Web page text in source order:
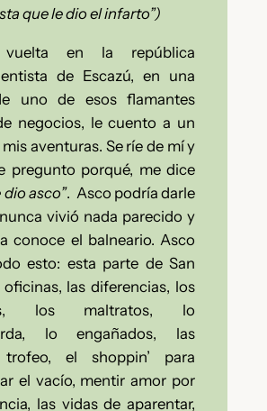
que le dio el infarto”)
en la república
de Escazú, en una
uno de esos flamantes
negocios, le cuento a un
aventuras. Se ríe de mí y
pregunto porqué, me dice
dio asco”. Asco podría darle
vivió nada parecido y
conoce el balneario. Asco
esto: esta parte de San
oficinas, las diferencias, los
los maltratos, lo
lo engañados, las
trofeo, el shoppin’ para
el vacío, mentir amor por
las vidas de aparentar,